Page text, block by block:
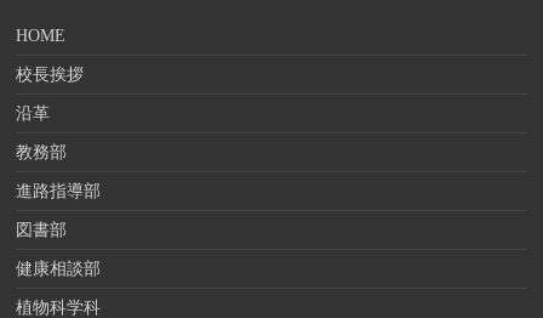
HOME
校長挨拶
沿革
教務部
進路指導部
図書部
健康相談部
植物科学科